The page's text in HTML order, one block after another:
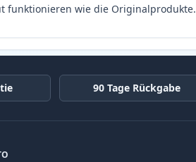
funktionieren wie die Originalprodukte.
90 Tage Rückgabe